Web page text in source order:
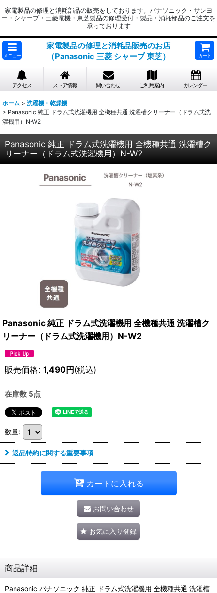
家電製品の修理と消耗部品の販売をしております。パナソニック・サンヨ
ー・シャープ・三菱電機・東芝製品の修理受付・製品・消耗部品のご注文を
承っております
メニュー
家電製品の修理と消耗品販売のお店
（Panasonic 三菱 シャープ 東芝）
カート
アクセス ストア情報 問い合わせ ご利用案内 カレンダー
ホーム > 洗濯機・乾燥機
> Panasonic 純正 ドラム式洗濯機用 全機種共通 洗濯槽クリーナー（ドラム式洗
濯機用）N-W2
Panasonic 純正 ドラム式洗濯機用 全機種共通 洗濯槽ク
リーナー（ドラム式洗濯機用）N-W2
Panasonic 純正 ドラム式洗濯機用 全機種共通 洗濯槽ク
リーナー（ドラム式洗濯機用）N-W2
販売価格: 1,490円(税込)
在庫数 5点
数量:
返品特約に関する重要事項
カートに入れる
お問い合わせ
お気に入り登録
商品詳細
Panasonic パナソニック 純正 ドラム式洗濯機用 全機種共通 洗濯槽